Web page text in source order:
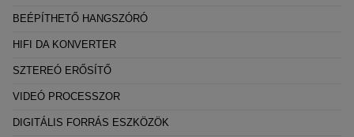
BEÉPÍTHETŐ HANGSZÓRÓ
HIFI DA KONVERTER
SZTEREÓ ERŐSÍTŐ
VIDEÓ PROCESSZOR
DIGITÁLIS FORRÁS ESZKÖZÖK